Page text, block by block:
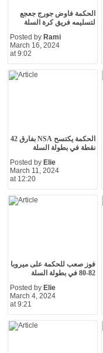
الحكمة فاوض جورج جعجع
لتسليمه فريق كرة السلة
Posted by Rami
March 16, 2024
at 9:02
الحكمة يكتسح NSA بفارق 42
نقطة في بطولة السلة
Posted by Elie
March 11, 2024
at 12:20
فوز صعب للحكمة على ميروبا
82-80 في بطولة السلة
Posted by Elie
March 4, 2024
at 9:21